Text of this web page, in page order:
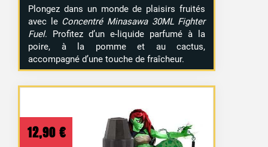
Plongez dans un monde de plaisirs fruités
avec le Concentré Minasawa 30ML Fighter
Fuel. Profitez d’un e-liquide parfumé à la
poire, à la pomme et au cactus,
accompagné d’une touche de fraîcheur.
12,90 €